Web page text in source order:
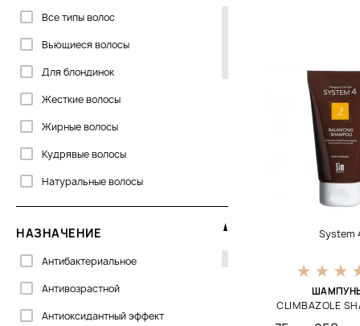
Hadat
Hempz
Joico
La Biosthetique
La Sultane De Saba
Все типы волос
Вьющиеся волосы
Для блондинок
Жесткие волосы
Жирные волосы
Кудрявые волосы
Натуральные волосы
Непослушные волосы
Нормальные волосы
Окрашеные волосы
Осветленные волосы
Ослабленные волосы
НАЗНАЧЕНИЕ
Антибактериальное
Антивозрастной
Антиоксидантный эффект
System
CLIMBAZOLE